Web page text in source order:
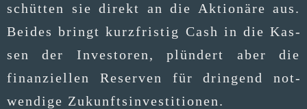
schüt­ten sie direkt an die Aktio­nä­re aus.
Bei­des bringt kurz­fris­tig Cash in die Kas­
sen der Inves­to­ren, plün­dert aber die
finan­zi­el­len Reser­ven für drin­gend not­
wen­di­ge Zukunftsinvestitionen.